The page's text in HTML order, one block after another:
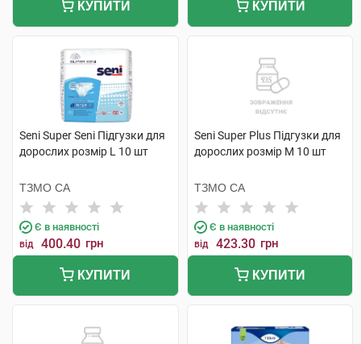
КУПИТИ КУПИТИ
Seni Super Seni Підгузки для
дорослих розмір L 10 шт
ТЗМО СА
Є в наявності
від 400.40 грн
КУПИТИ
Seni Super Plus Підгузки для
дорослих розмір M 10 шт
ТЗМО СА
Є в наявності
від 423.30 грн
КУПИТИ